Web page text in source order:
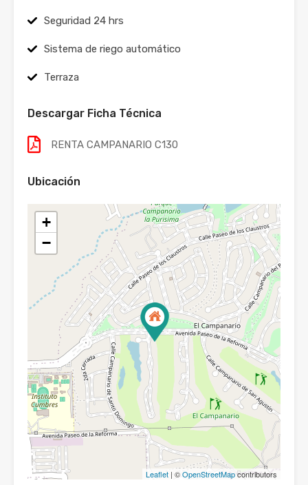
Seguridad 24 hrs
Sistema de riego automático
Terraza
Descargar Ficha Técnica
RENTA CAMPANARIO C130
Ubicación
+
−
Leaflet | ©OpenStreetMapcontributors